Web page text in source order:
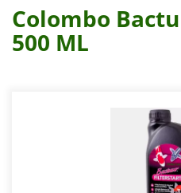
Colombo
500 ML